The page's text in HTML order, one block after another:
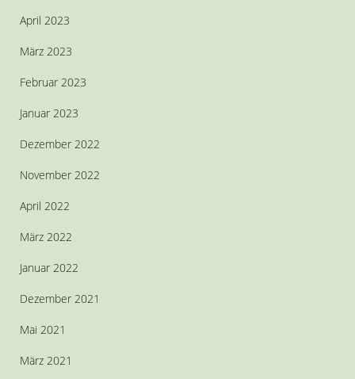
April 2023
März 2023
Februar 2023
Januar 2023
Dezember 2022
November 2022
April 2022
März 2022
Januar 2022
Dezember 2021
Mai 2021
März 2021